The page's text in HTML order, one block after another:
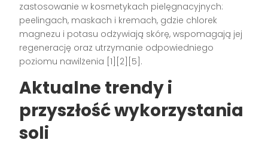
zastosowanie w kosmetykach pielęgnacyjnych:
peelingach, maskach i kremach, gdzie chlorek
magnezu i potasu odżywiają skórę, wspomagają jej
regenerację oraz utrzymanie odpowiedniego
poziomu nawilżenia [1][2][5].
Aktualne trendy i
przyszłość wykorzystania
soli